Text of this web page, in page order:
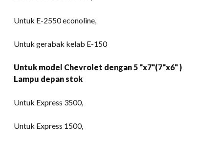
Untuk E-2550 econoline,
Untuk gerabak kelab E-150
Untuk model Chevrolet dengan 5 "x7"(7"x6" )
Lampu depan stok
Untuk Express 3500,
Untuk Express 1500,